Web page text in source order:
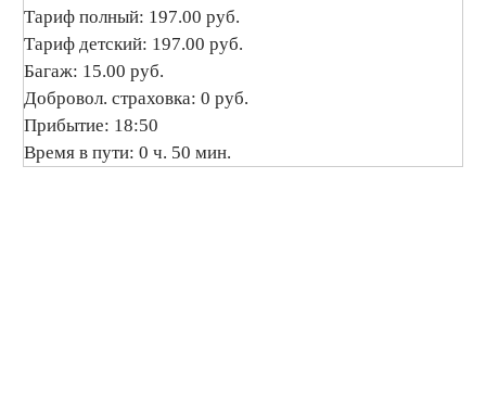
Тариф полный: 197.00 руб.
Тариф детский: 197.00 руб.
Багаж: 15.00 руб.
Добровол. страховка: 0 руб.
Прибытие: 18:50
Время в пути: 0 ч. 50 мин.